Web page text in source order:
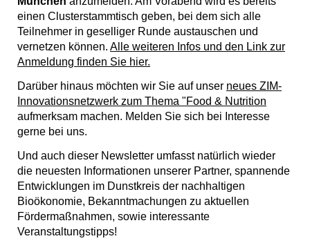
einen Clusterstammtisch geben, bei dem sich alle
Teilnehmer in geselliger Runde austauschen und
vernetzen können. Alle weiteren Infos und den Link zur
Anmeldung finden Sie hier.
Darüber hinaus möchten wir Sie auf unser neues ZIM-
Innovationsnetzwerk zum Thema "Food & Nutrition
aufmerksam machen. Melden Sie sich bei Interesse
gerne bei uns.
Und auch dieser Newsletter umfasst natürlich wieder
die neuesten Informationen unserer Partner, spannende
Entwicklungen im Dunstkreis der nachhaltigen
Bioökonomie, Bekanntmachungen zu aktuellen
Fördermaßnahmen, sowie interessante
Veranstaltungstipps!